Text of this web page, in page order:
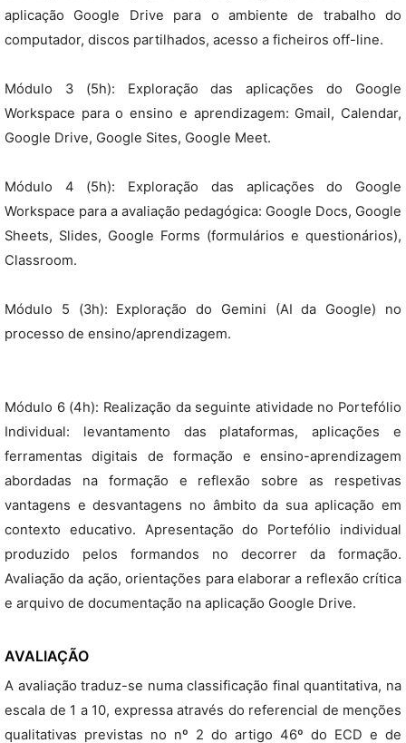
aplicação Google Drive para o ambiente de trabalho do
computador, discos partilhados, acesso a ficheiros off-line.
Módulo 3 (5h): Exploração das aplicações do Google
Workspace para o ensino e aprendizagem: Gmail, Calendar,
Google Drive, Google Sites, Google Meet.
Módulo 4 (5h): Exploração das aplicações do Google
Workspace para a avaliação pedagógica: Google Docs, Google
Sheets, Slides, Google Forms (formulários e questionários),
Classroom.
Módulo 5 (3h): Exploração do Gemini (AI da Google) no
processo de ensino/aprendizagem.
Módulo 6 (4h): Realização da seguinte atividade no Portefólio
Individual: levantamento das plataformas, aplicações e
ferramentas digitais de formação e ensino-aprendizagem
abordadas na formação e reflexão sobre as respetivas
vantagens e desvantagens no âmbito da sua aplicação em
contexto educativo. Apresentação do Portefólio individual
produzido pelos formandos no decorrer da formação.
Avaliação da ação, orientações para elaborar a reflexão crítica
e arquivo de documentação na aplicação Google Drive.
AVALIAÇÃO
A avaliação traduz-se numa classificação final quantitativa, na
escala de 1 a 10, expressa através do referencial de menções
qualitativas previstas no nº 2 do artigo 46º do ECD e de